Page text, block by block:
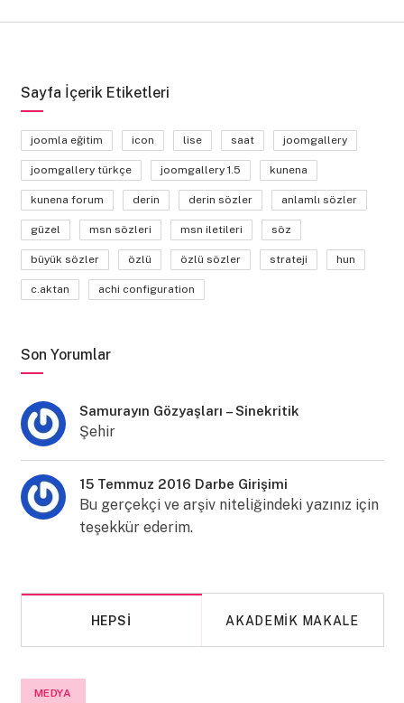
Sayfa İçerik Etiketleri
joomla eğitim icon lise saat joomgallery
joomgallery türkçe joomgallery 1.5 kunena
kunena forum derin derin sözler anlamlı sözler
güzel msn sözleri msn iletileri söz
büyük sözler özlü özlü sözler strateji hun
c.aktan achi configuration
Son Yorumlar
Samurayın Gözyaşları – Sinekritik
Şehir
15 Temmuz 2016 Darbe Girişimi
Bu gerçekçi ve arşiv niteliğindeki yazınız için
teşekkür ederim.
HEPSI AKADEMIK MAKALE
MEDYA